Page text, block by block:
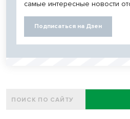
самые интересные новости
Подписаться на Дзен